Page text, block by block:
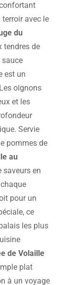
avec le
du
tendres de
est un
oignons
et les
Servie
pommes de
au
saveurs en
pour un
ce
les plus
de Volaille
plat
à un voyage